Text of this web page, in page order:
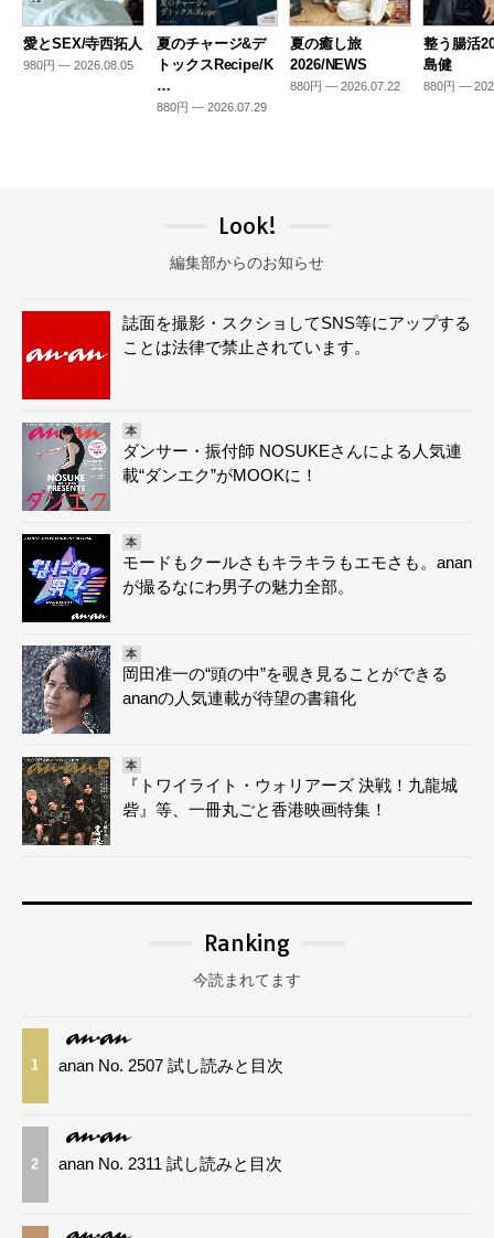
愛とSEX/寺西拓人
980円 — 2026.08.05
夏のチャージ&デ
トックスRecipe/K
…
880円 — 2026.07.29
夏の癒し旅
2026/NEWS
880円 — 2026.07.22
整う腸活
島健
880円 —
Look!
編集部からのお知らせ
誌面を撮影・スクショしてSNS等にアップする
ことは法律で禁止されています。
本
ダンサー・振付師 NOSUKEさんによる人気連
載“ダンエク”がMOOKに！
本
モードもクールさもキラキラもエモさも。anan
が撮るなにわ男子の魅力全部。
本
岡田准一の“頭の中”を覗き見ることができる
ananの人気連載が待望の書籍化
本
『トワイライト・ウォリアーズ 決戦！九龍城
砦』等、一冊丸ごと香港映画特集！
Ranking
今読まれてます
1 anan No. 2507 試し読みと目次
2 anan No. 2311 試し読みと目次